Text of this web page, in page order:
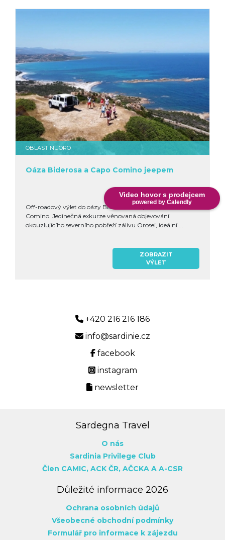
Video hovor s prodejcem
powered by Calendly
OBLAST NUORO
Oáza Biderosa a Capo Comino jeepem
Off-roadový výlet do oázy Biderosa a na pláž Capo di
Comino. Jedinečná exkurze věnovaná objevování
okouzlujícího severního pobřeží zálivu Orosei, ideální ...
ZOBRAZIT
VÝLET
+420 216 216 186
info@sardinie.cz
facebook
instagram
newsletter
Sardegna Travel
O nás
Sardinia Privilege Club
Člen CAMIC, ACK ČR, AČCKA A A-CSR
Důležité informace 2026
Ochrana osobních údajů
Všeobecné obchodní podmínky
Formulář pro informace k zájezdu